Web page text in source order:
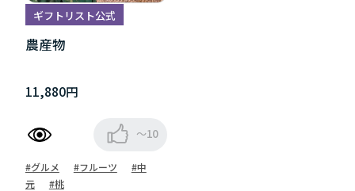
ギフトリスト公式
農産物
11,880円
～10
#グルメ #フルーツ
#中
元
#桃